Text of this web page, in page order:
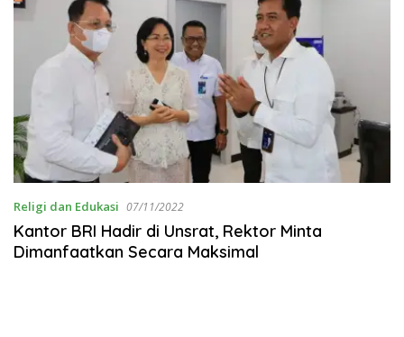
Religi dan Edukasi 07/11/2022
Kantor BRI Hadir di Unsrat, Rektor Minta
Dimanfaatkan Secara Maksimal